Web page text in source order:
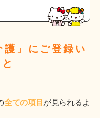
護」にご登録い
全ての項目 が見られるよ